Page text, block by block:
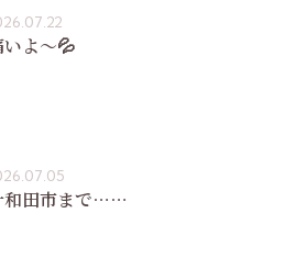
よ〜💦
和田市まで……